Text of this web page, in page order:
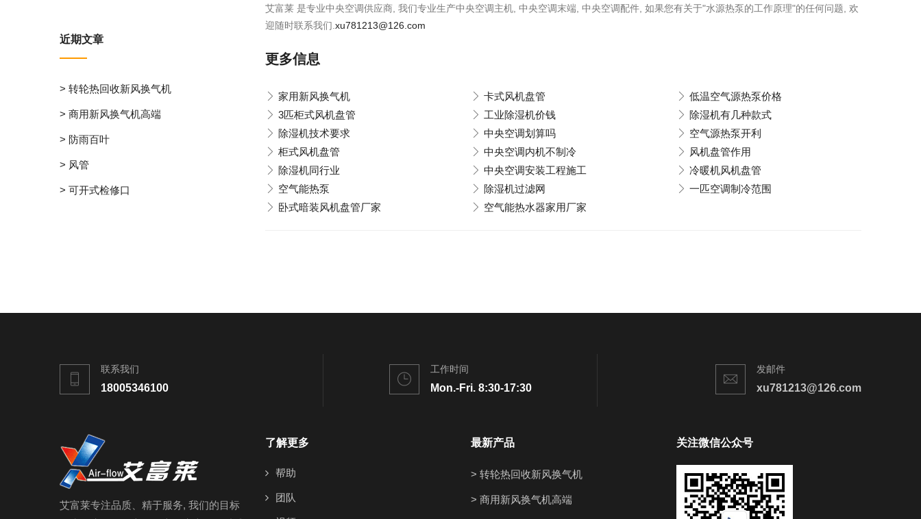
艾富莱 是专业中央空调供应商, 我们专业生产中央空调主机, 中央空调末端, 中央空调配件, 如果您有关于"水源热泵的工作原理"的任何问题, 欢
迎随时联系我们. xu781213@126.com
更多信息
家用新风换气机 卡式风机盘管
低温空气源热泵价格
3匹柜式风机盘管
工业除湿机价钱
除湿机有几种款式
除湿机技术要求
中央空调划算吗
空气源热泵开利
柜式风机盘管
中央空调内机不制冷
风机盘管作用
除湿机同行业
中央空调安装工程施工
冷暖机风机盘管
空气能热泵
除湿机过滤网
一匹空调制冷范围
卧式暗装风机盘管厂家
空气能热水器家用厂家
近期文章
> 转轮热回收新风换气机
> 商用新风换气机高端
> 防雨百叶
> 风管
> 可开式检修口
联系我们
18005346100
工作时间
Mon.-Fri. 8:30-17:30
发邮件
xu781213@126.com
艾富莱专注品质、精于服务, 我们的目标
了解更多
帮助
团队
最新产品
> 转轮热回收新风换气机
> 商用新风换气机高端
关注微信公众号